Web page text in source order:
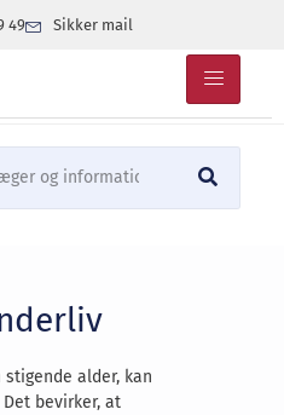
49 Sikker mail
alder, kan
bevirker, at